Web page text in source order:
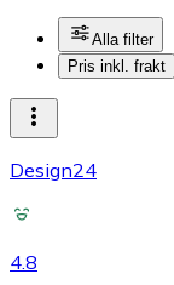
Alla filter
Pris inkl. frakt
Design24
4.8